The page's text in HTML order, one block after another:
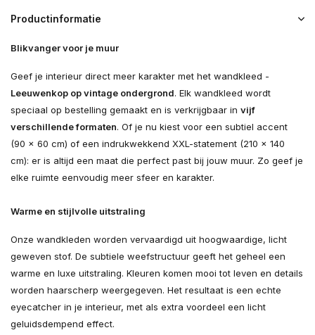
Productinformatie
Blikvanger voor je muur
Geef je interieur direct meer karakter met het wandkleed -
Leeuwenkop op vintage ondergrond. Elk wandkleed wordt
speciaal op bestelling gemaakt en is verkrijgbaar in vijf
verschillende formaten. Of je nu kiest voor een subtiel accent
(90 × 60 cm) of een indrukwekkend XXL-statement (210 × 140
cm): er is altijd een maat die perfect past bij jouw muur. Zo geef je
elke ruimte eenvoudig meer sfeer en karakter.
Warme en stijlvolle uitstraling
Onze wandkleden worden vervaardigd uit hoogwaardige, licht
geweven stof. De subtiele weefstructuur geeft het geheel een
warme en luxe uitstraling. Kleuren komen mooi tot leven en details
worden haarscherp weergegeven. Het resultaat is een echte
eyecatcher in je interieur, met als extra voordeel een licht
geluidsdempend effect.